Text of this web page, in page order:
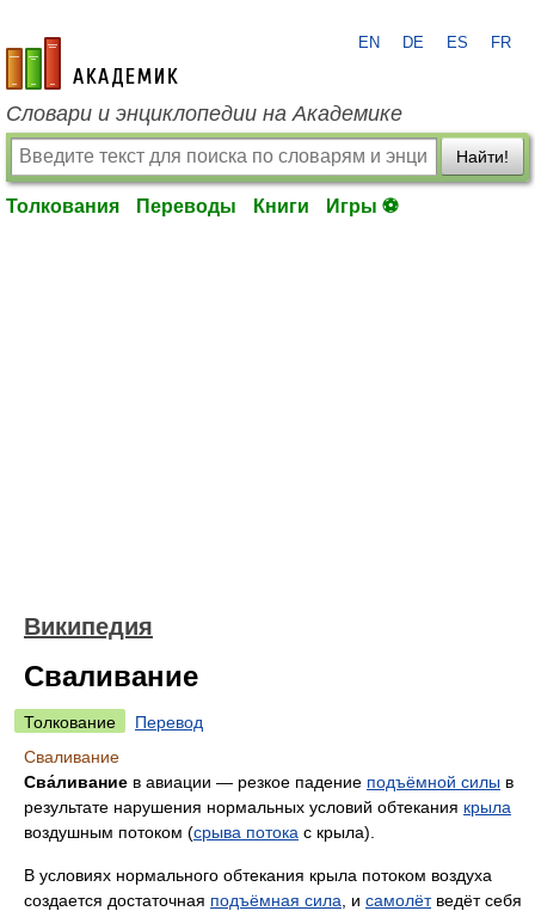
academic.ru
EN DE ES FR
Словари и энциклопедии на Академике
Найти!
Толкования Переводы Книги Игры ⚽
Википедия
Сваливание
Толкование
Перевод
Сваливание
Сва́ливание в авиации — резкое падение подъёмной силы в
результате нарушения нормальных условий обтекания крыла
воздушным потоком (срыва потока с крыла).
В условиях нормального обтекания крыла потоком воздуха
создается достаточная подъёмная сила , и самолётведёт себя